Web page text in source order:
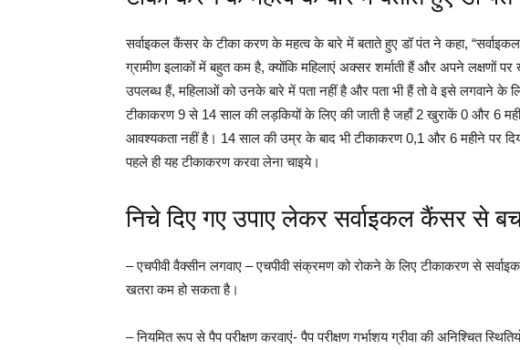
सर्वाइकल कैंसर के टीका करण के महत्व के बारे में बताते हुए डॉ पंत ने कहा,
ग्रामीण इलाकों में बहुत कम है, क्योंकि महिलाएं अक्सर शर्माती हैं और अपने लक्षणों
उपलब्ध हैं, महिलाओं को उनके बारे में पता नहीं है और पता भी हैं तो वे इसे लगवाने
टीकाकरण 9 से 14 साल की लड़कियों के लिए की जाती है जहाँ 2 खुराकें 0 और 6
आवश्यकता नहीं है। 14 साल की उम्र के बाद भी टीकाकरण 0,1 और 6 महीने पर
पहले ही यह टीकाकरण करवा लेना चाइये।
निचे दिए गए उपाए लेकर सर्वाइकल कैंसर से
– एचपीवी वैक्सीन लगवाए – एचपीवी संक्रमण को रोकने के लिए टीकाकरण से
खतरा कम हो सकता है।
– नियमित रूप से पैप परीक्षण करवाएं- पैप परीक्षण गर्भाशय ग्रीवा की अनिश्चित